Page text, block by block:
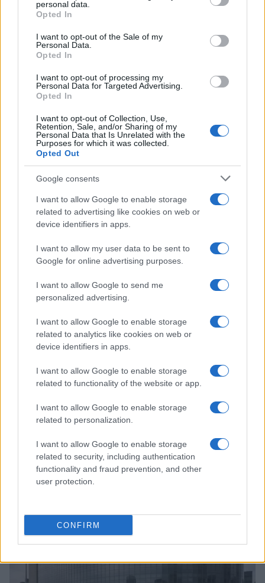
grant or deny consent to Google and its third-party tags to
use your data for below specified purposes in below Google
consent section.
personal data.
Opted In
I want to opt-out of the Sale of my
Personal Data.
Opted In
I want to opt-out of processing my
Personal Data for Targeted Advertising.
Opted In
I want to opt-out of Collection, Use,
Retention, Sale, and/or Sharing of my
Personal Data that Is Unrelated with the
Purposes for which it was collected.
Opted Out
Google consents
I want to allow Google to enable storage
related to advertising like cookies on web or
device identifiers in apps.
I want to allow my user data to be sent to
Google for online advertising purposes.
I want to allow Google to send me
personalized advertising.
I want to allow Google to enable storage
related to analytics like cookies on web or
device identifiers in apps.
I want to allow Google to enable storage
related to functionality of the website or app.
I want to allow Google to enable storage
related to personalization.
I want to allow Google to enable storage
related to security, including authentication
functionality and fraud prevention, and other
user protection.
CONFIRM
Continue lendo
MOEDAS CRIPTOGRÁFICAS
Técnicas de gestão de risco para investidores em criptomoedas
Rafael Oliveira · 7 ago 2026
MOEDAS CRIPTOGRÁFICAS
Como gerenciar riscos em investimentos em criptomoedas com
MOEDAS CRIPTOGRÁFICAS